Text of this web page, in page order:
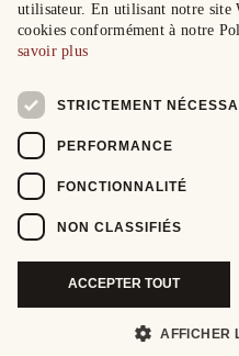
utilisateur. En utilisant notre site
cookies conformément à notre
savoir plus
STRICTEMENT
PERFORMANCE
FONCTIONNALITÉ
NON CLASSIFIÉS
ACCEPTER TOUT
AFFICHER